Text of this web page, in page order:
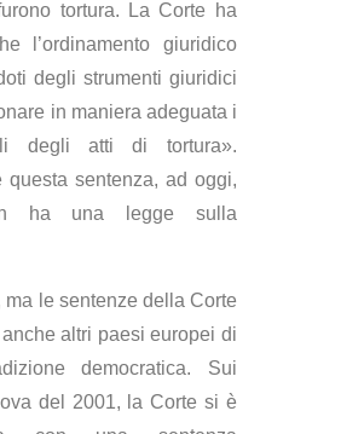
tortura. La Corte ha
l’ordinamento giuridico
degli strumenti giuridici
in maniera adeguata i
degli atti di tortura».
questa sentenza, ad oggi,
ha una legge sulla
ma le sentenze della Corte
altri paesi europei di
democratica. Sui
del 2001, la Corte si è